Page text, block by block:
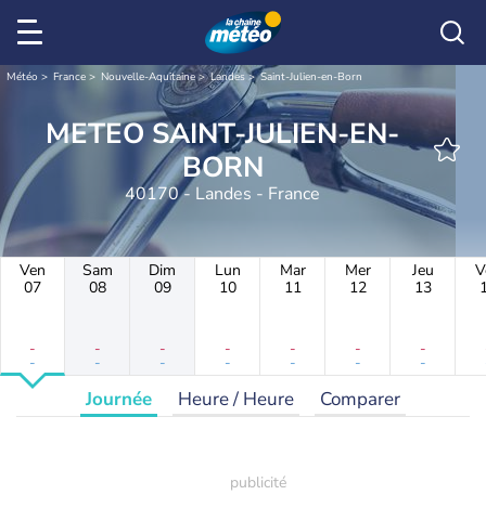
Météo France Nouvelle-Aquitaine Landes Saint-Julien-en-Born
METEO SAINT-JULIEN-EN-
BORN
40170 - Landes - France
Ven
07
-
-
Sam
08
-
-
Dim
09
-
-
Lun
10
-
-
Mar
11
-
-
Mer
12
-
-
Jeu
13
-
-
Journée Heure / Heure Comparer